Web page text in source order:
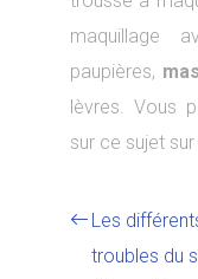
maquillage
paupières,
lèvres. Vous
sur ce sujet
Les
troubles du